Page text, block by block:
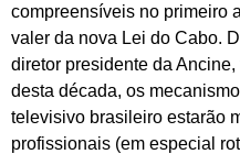
compreensíveis no primeiro
valer da nova Lei do Cabo.
diretor presidente da
desta década, os
televisivo brasileiro estarão
profissionais (em especial